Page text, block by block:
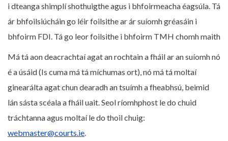
i dteanga shimplí shothuigthe agus i bhfoirmeacha éagsúla. Tá
ár bhfoilsiúcháin go léir foilsithe ar ár suíomh gréasáin i
bhfoirm FDI. Tá go leor foilsithe i bhfoirm TMH chomh maith
Má tá aon deacrachtaí agat an rochtain a fháil ar an suíomh nó
é a úsáid (Is cuma má tá míchumas ort), nó má tá moltaí
ginearálta agat chun dearadh an tsuímh a fheabhsú, beimid
lán sásta scéala a fháil uait. Seol ríomhphost le do chuid
tráchtanna agus moltaí le do thoil chuig:
webmaster@courts.ie